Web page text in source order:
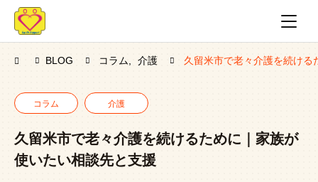
BLOG コラム 介護 久留米市で老々介護を続け
コラム 介護
久留米市で老々介護を続けるために｜家族が
使いたい相談先と支援